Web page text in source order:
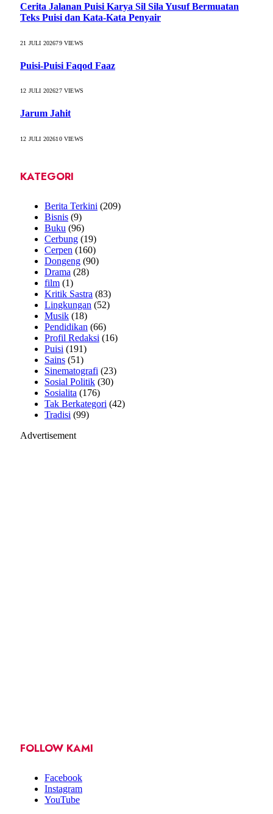
Cerita Jalanan Puisi Karya Sil Sila Yusuf Bermuatan
Teks Puisi dan Kata-Kata Penyair
21 JULI 202679VIEWS
Puisi-Puisi Faqod Faaz
12 JULI 202627VIEWS
Jarum Jahit
12 JULI 202610VIEWS
KATEGORI
Berita Terkini (209)
Bisnis (9)
Buku (96)
Cerbung (19)
Cerpen (160)
Dongeng (90)
Drama (28)
film (1)
Kritik Sastra (83)
Lingkungan (52)
Musik (18)
Pendidikan (66)
Profil Redaksi (16)
Puisi (191)
Sains (51)
Sinematografi (23)
Sosial Politik (30)
Sosialita (176)
Tak Berkategori (42)
Tradisi (99)
Advertisement
FOLLOW KAMI
Facebook
Instagram
YouTube